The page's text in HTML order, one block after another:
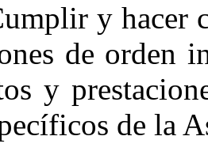
y hacer
de orden
y
de la